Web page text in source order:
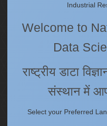
Past Events/Seminars
Staff Annual Property
Vidya Lakshmi Portal (VLP)
Who's Who
Website
Industrial
Welcome to
Data
राष्ट्रीय डाटा
संस्थान में
Select your Preferred